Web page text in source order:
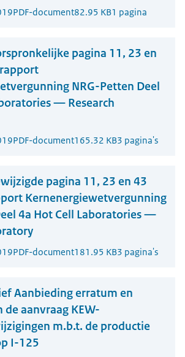
PDF-document82.95 KB1 pagina
pagina 11, 23 en
NRG-Petten Deel
— Research
PDF-document165.32 KB3 pagina's
pagina 11, 23 en 43
Kernenergiewetvergunning
4a Hot Cell Laboratories —
PDF-document181.95 KB3 pagina's
Aanbieding erratum en
aanvraag KEW-
m.b.t. de productie
I-125